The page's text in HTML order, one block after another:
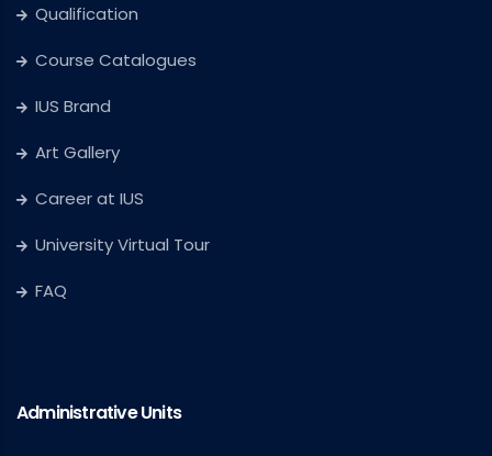
Qualification
Course Catalogues
IUS Brand
Art Gallery
Career at IUS
University Virtual Tour
FAQ
Administrative Units